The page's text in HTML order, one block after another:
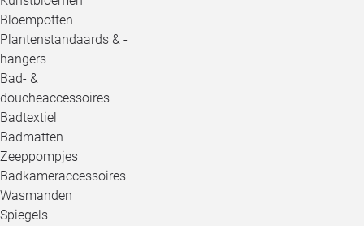
Bloempotten
Plantenstandaards & -
hangers
Bad- &
doucheaccessoires
Badtextiel
Badmatten
Zeeppompjes
Badkameraccessoires
Wasmanden
Spiegels